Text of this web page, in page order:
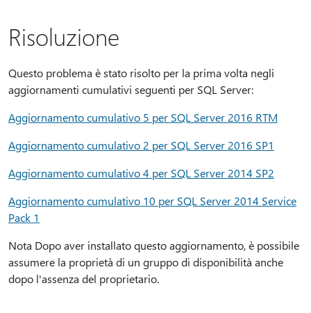
Risoluzione
Questo problema è stato risolto per la prima volta negli
aggiornamenti cumulativi seguenti per SQL Server:
Aggiornamento cumulativo 5 per SQL Server 2016 RTM
Aggiornamento cumulativo 2 per SQL Server 2016 SP1
Aggiornamento cumulativo 4 per SQL Server 2014 SP2
Aggiornamento cumulativo 10 per SQL Server 2014 Service
Pack 1
Nota Dopo aver installato questo aggiornamento, è possibile
assumere la proprietà di un gruppo di disponibilità anche
dopo l'assenza del proprietario.